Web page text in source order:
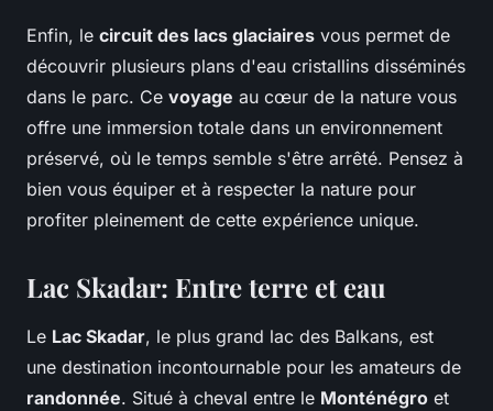
Enfin, le circuit des lacs glaciaires vous permet de
découvrir plusieurs plans d'eau cristallins disséminés
dans le parc. Ce voyage au cœur de la nature vous
offre une immersion totale dans un environnement
préservé, où le temps semble s'être arrêté. Pensez à
bien vous équiper et à respecter la nature pour
profiter pleinement de cette expérience unique.
Lac Skadar: Entre terre et eau
Le Lac Skadar, le plus grand lac des Balkans, est
une destination incontournable pour les amateurs de
randonnée. Situé à cheval entre le Monténégro et